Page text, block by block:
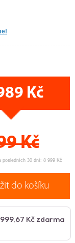
Kč
Kč
posledních 30 dní: 8 999 Kč